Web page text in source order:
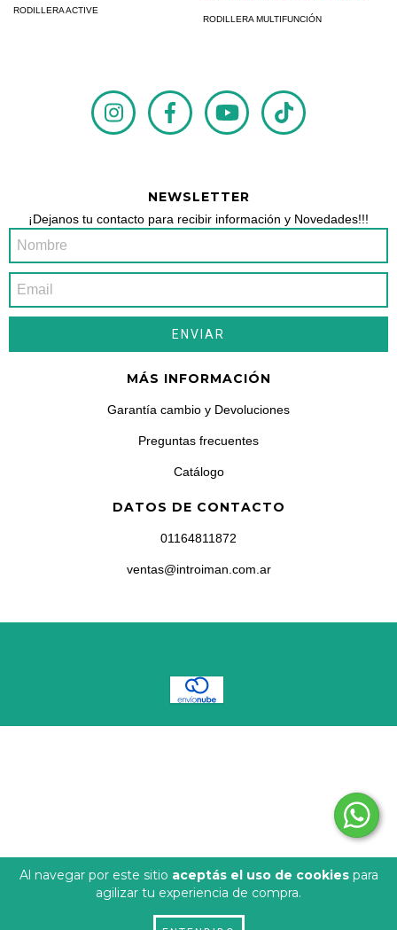
Al navegar por este sitio aceptás el uso de cookiespara
agilizar tu experiencia de compra.
RODILLERA ACTIVE
RODILLERA MULTIFUNCIÓN
NEWSLETTER
¡Dejanos tu contacto para recibir información y Novedades!!!
MÁS INFORMACIÓN
Garantía cambio y Devoluciones
Preguntas frecuentes
Catálogo
DATOS DE CONTACTO
01164811872
ventas@introiman.com.ar
INGRESÁ